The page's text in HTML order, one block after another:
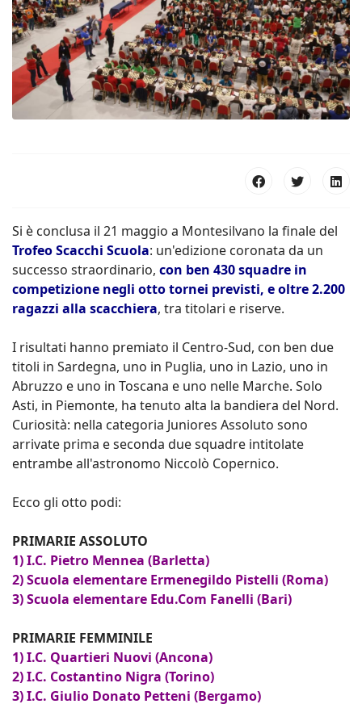
Si è conclusa il 21 maggio a Montesilvano la finale del
Trofeo Scacchi Scuola: un'edizione coronata da un
successo straordinario, con ben 430 squadre in
competizione negli otto tornei previsti, e oltre 2.200
ragazzi alla scacchiera, tra titolari e riserve.
I risultati hanno premiato il Centro-Sud, con ben due
titoli in Sardegna, uno in Puglia, uno in Lazio, uno in
Abruzzo e uno in Toscana e uno nelle Marche. Solo
Asti, in Piemonte, ha tenuto alta la bandiera del Nord.
Curiosità: nella categoria Juniores Assoluto sono
arrivate prima e seconda due squadre intitolate
entrambe all'astronomo Niccolò Copernico.
Ecco gli otto podi:
PRIMARIE ASSOLUTO
1) I.C. Pietro Mennea (Barletta)
2) Scuola elementare Ermenegildo Pistelli (Roma)
3) Scuola elementare Edu.Com Fanelli (Bari)
PRIMARIE FEMMINILE
1) I.C. Quartieri Nuovi (Ancona)
2) I.C. Costantino Nigra (Torino)
3) I.C. Giulio Donato Petteni (Bergamo)